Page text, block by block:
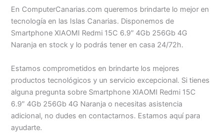
En ComputerCanarias.com queremos brindarte lo mejor en
tecnología en las Islas Canarias. Disponemos de
Smartphone XIAOMI Redmi 15C 6.9″ 4Gb 256Gb 4G
Naranja en stock y lo podrás tener en casa 24/72h.
Estamos comprometidos en brindarte los mejores
productos tecnológicos y un servicio excepcional. Si tienes
alguna pregunta sobre Smartphone XIAOMI Redmi 15C
6.9″ 4Gb 256Gb 4G Naranja o necesitas asistencia
adicional, no dudes en contactarnos. Estamos aquí para
ayudarte.